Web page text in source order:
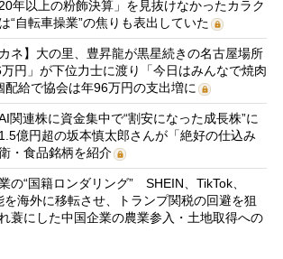
年以上の粉飾決算」を見抜けなかったカラク
“自転車操業”の焦りも表出していた
ネ】大の里、豊昇龍が黒星続きの名古屋場所
円」が下位力士に渡り「今日はみんなで焼肉
給で協会は年96万円の支出増に
関連株に資金集中で“割安になった成長株”に
億円超の坂本慎太郎さんが「絶好の仕込み
・食品銘柄を紹介
の“国籍ロンダリング” SHEIN、TikTok、
海外に移転させ、トランプ関税の回避を狙
蓑にした中国企業の農業参入・土地取得への